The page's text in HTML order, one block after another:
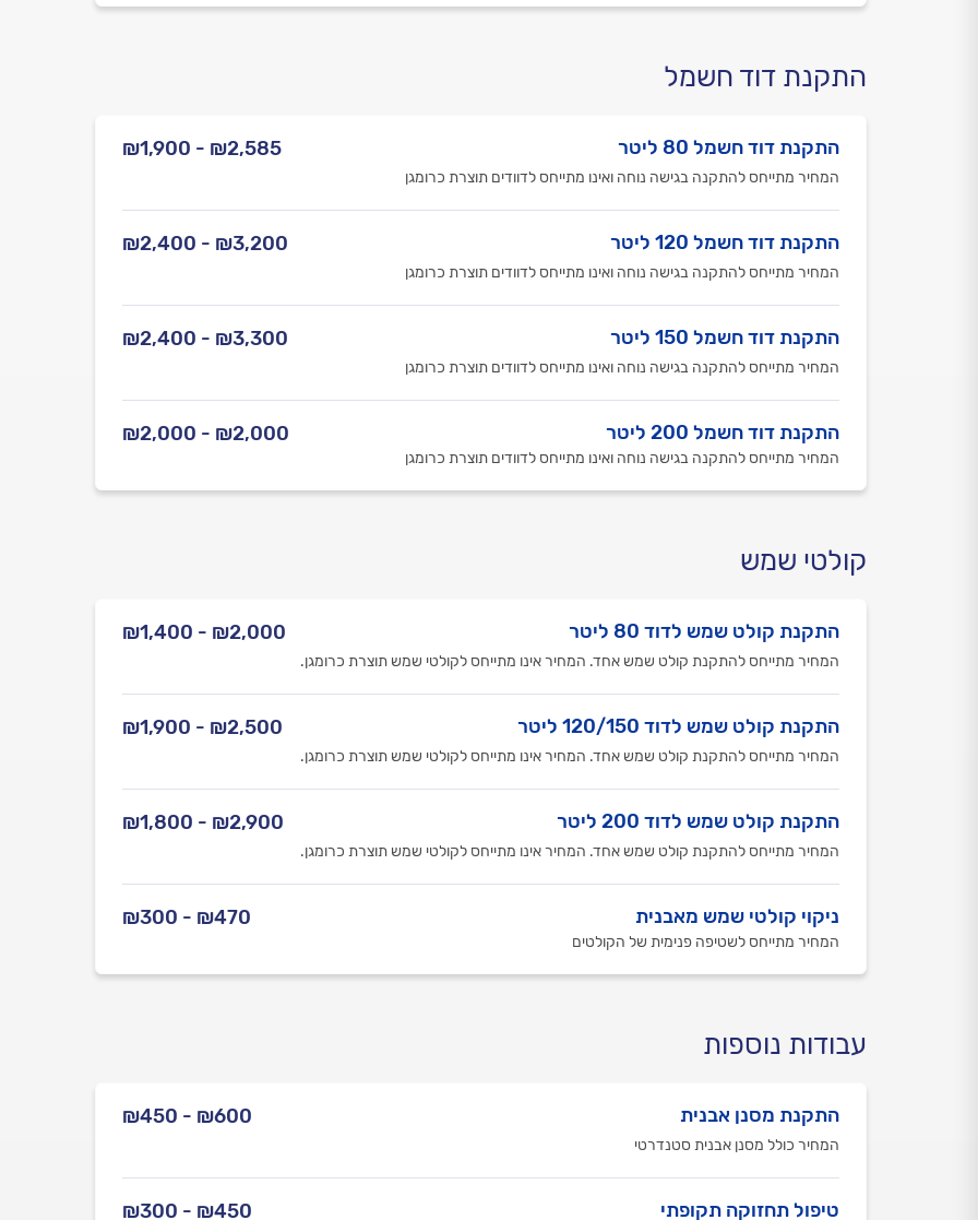
התקנת דוד חשמל
התקנת דוד חשמל 80 ליטר ₪2,585 - ₪1,900
המחיר מתייחס להתקנה בגישה נוחה ואינו מתייחס לדוודים תוצרת כרומגן
התקנת דוד חשמל 120 ליטר ₪3,200 - ₪2,400
המחיר מתייחס להתקנה בגישה נוחה ואינו מתייחס לדוודים תוצרת כרומגן
התקנת דוד חשמל 150 ליטר ₪3,300 - ₪2,400
המחיר מתייחס להתקנה בגישה נוחה ואינו מתייחס לדוודים תוצרת כרומגן
התקנת דוד חשמל 200 ליטר ₪2,000 - ₪2,000
המחיר מתייחס להתקנה בגישה נוחה ואינו מתייחס לדוודים תוצרת כרומגן
קולטי שמש
התקנת קולט שמש לדוד 80 ליטר ₪2,000 - ₪1,400
המחיר מתייחס להתקנת קולט שמש אחד. המחיר אינו מתייחס לקולטי שמש תוצרת כרומגן.
התקנת קולט שמש לדוד 120/150 ליטר ₪2,500 - ₪1,900
המחיר מתייחס להתקנת קולט שמש אחד. המחיר אינו מתייחס לקולטי שמש תוצרת כרומגן.
התקנת קולט שמש לדוד 200 ליטר ₪2,900 - ₪1,800
המחיר מתייחס להתקנת קולט שמש אחד. המחיר אינו מתייחס לקולטי שמש תוצרת כרומגן.
ניקוי קולטי שמש מאבנית ₪470 - ₪300
המחיר מתייחס לשטיפה פנימית של הקולטים
עבודות נוספות
התקנת מסנן אבנית ₪600 - ₪450
המחיר כולל מסנן אבנית סטנדרטי
טיפול תחזוקה תקופתי ₪450 - ₪300